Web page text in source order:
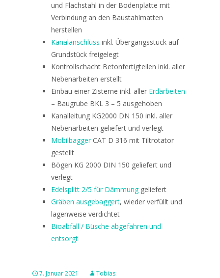
und Flachstahl in der Bodenplatte mit
Verbindung an den Baustahlmatten
herstellen
Kanalanschluss inkl. Übergangsstück auf
Grundstück freigelegt
Kontrollschacht Betonfertigteilen inkl. aller
Nebenarbeiten erstellt
Einbau einer Zisterne inkl. aller Erdarbeiten
– Baugrube BKL 3 – 5 ausgehoben
Kanalleitung KG2000 DN 150 inkl. aller
Nebenarbeiten geliefert und verlegt
MobilbaggerCAT D 316 mit Tiltrotator
gestellt
Bögen KG 2000 DIN 150 geliefert und
verlegt
Edelsplitt 2/5 für Dämmunggeliefert
Gräben ausgebaggert, wieder verfüllt und
lagenweise verdichtet
Bioabfall / Büsche abgefahren und
entsorgt
7. Januar 2021 Tobias